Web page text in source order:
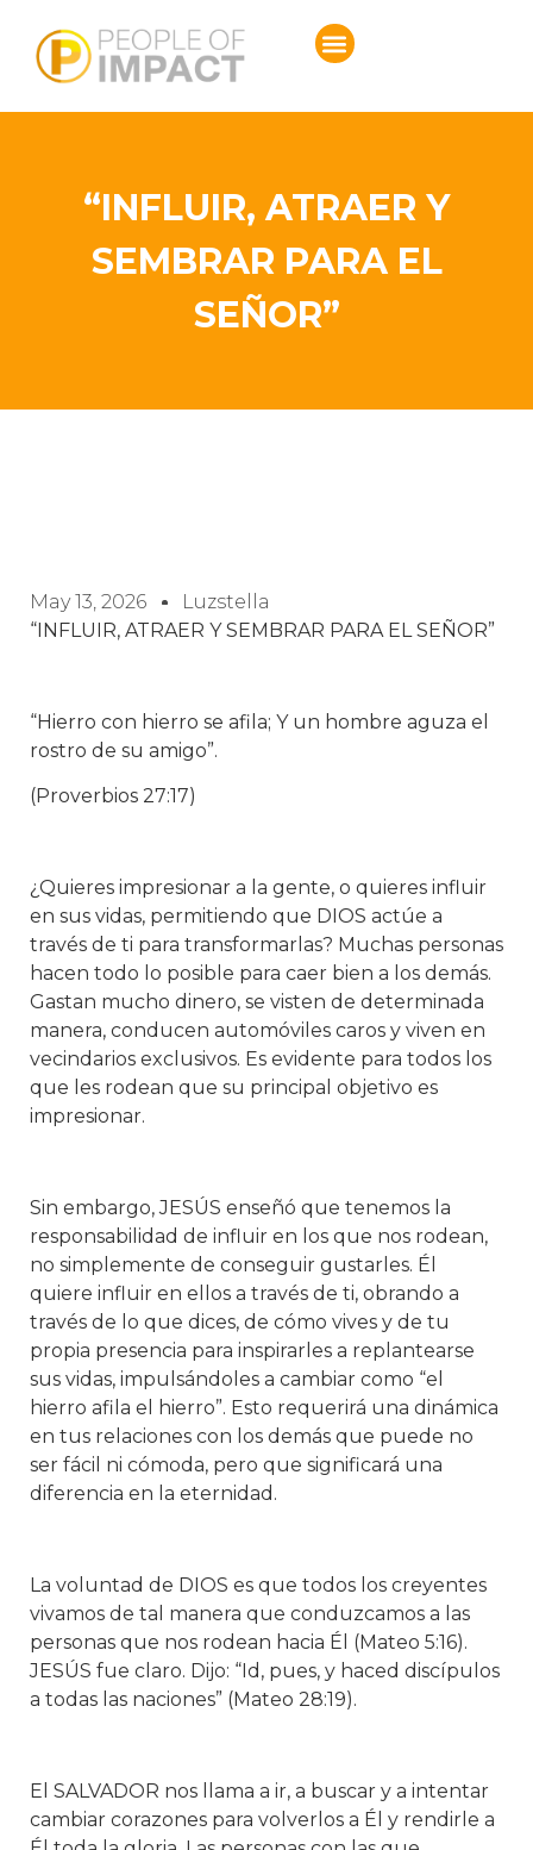
“INFLUIR, ATRAER Y
SEMBRAR PARA EL
SEÑOR”
May 13, 2026
Luzstella
“INFLUIR, ATRAER Y SEMBRAR PARA EL SEÑOR”
“Hierro con hierro se afila; Y un hombre aguza el
rostro de su amigo”.
(Proverbios 27:17)
¿Quieres impresionar a la gente, o quieres influir
en sus vidas, permitiendo que DIOS actúe a
través de ti para transformarlas? Muchas personas
hacen todo lo posible para caer bien a los demás.
Gastan mucho dinero, se visten de determinada
manera, conducen automóviles caros y viven en
vecindarios exclusivos. Es evidente para todos los
que les rodean que su principal objetivo es
impresionar.
Sin embargo, JESÚS enseñó que tenemos la
responsabilidad de influir en los que nos rodean,
no simplemente de conseguir gustarles. Él
quiere influir en ellos a través de ti, obrando a
través de lo que dices, de cómo vives y de tu
propia presencia para inspirarles a replantearse
sus vidas, impulsándoles a cambiar como “el
hierro afila el hierro”. Esto requerirá una dinámica
en tus relaciones con los demás que puede no
ser fácil ni cómoda, pero que significará una
diferencia en la eternidad.
La voluntad de DIOS es que todos los creyentes
vivamos de tal manera que conduzcamos a las
personas que nos rodean hacia Él (Mateo 5:16).
JESÚS fue claro. Dijo: “Id, pues, y haced discípulos
a todas las naciones” (Mateo 28:19).
El SALVADOR nos llama a ir, a buscar y a intentar
cambiar corazones para volverlos a Él y rendirle a